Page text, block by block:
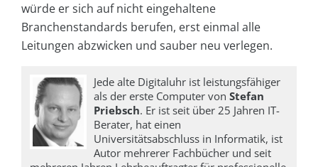
würde er sich auf nicht eingehaltene
Branchenstandards berufen, erst einmal alle
Leitungen abzwicken und sauber neu verlegen.
Jede alte Digitaluhr ist leistungsfähiger
als der erste Computer vonStefan
Priebsch. Er ist seit über 25 Jahren IT-
Berater, hat einen
Universitätsabschluss in Informatik, ist
Autor mehrerer Fachbücher und seit